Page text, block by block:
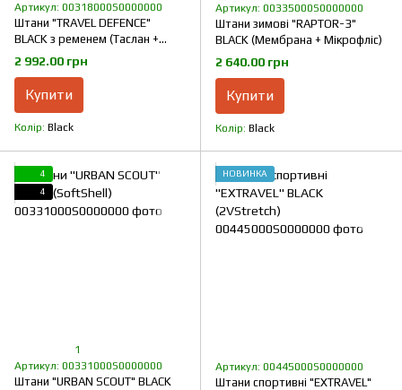
Артикул: 00318000S0000000
Штани "TRAVEL DEFENCE"
BLACK з ременем (Таслан +
Мікрофліс)
2 992.00 грн
Купити
Колір Black
Артикул: 00335000S0000000
Штани зимові "RAPTOR-3"
BLACK (Мембрана + Мікрофліс)
2 640.00 грн
Купити
Колір Black
4
4
1
Артикул: 00331000S0000000
Штани "URBAN SCOUT" BLACK
НОВИНКА
Артикул: 00445000S0000000
Штани спортивні "EXTRAVEL"